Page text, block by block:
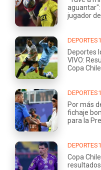
jugador
Deportes
VIVO:
Copa
Por más
fichaje
para la
Copa
resultados